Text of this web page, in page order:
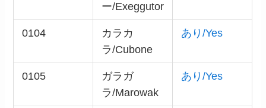
ー/Exeggutor
0104
カラカ
ラ/Cubone
あり/Yes
0105
ガラガ
ラ/Marowak
あり/Yes